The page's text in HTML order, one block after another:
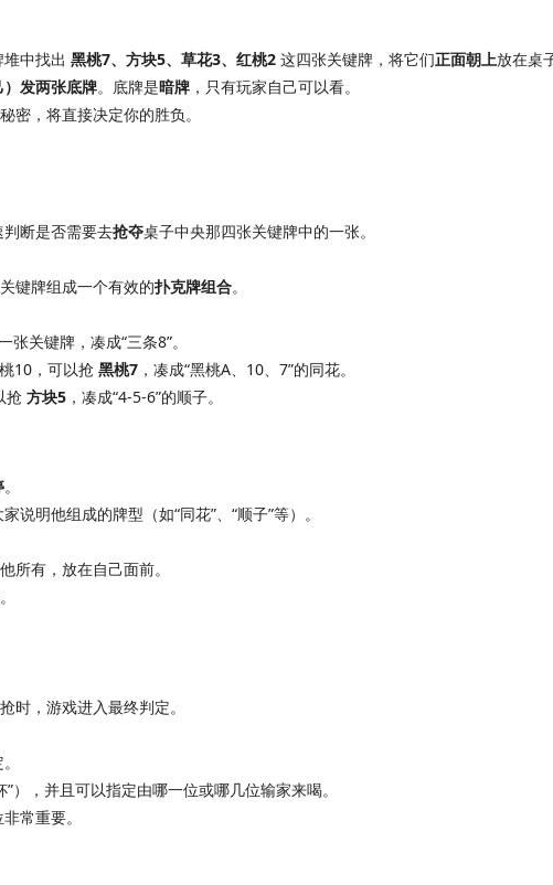
中找出 黑桃7、方块5、草花3、红桃2 这四张关键牌，将它们正面朝上放在桌
发两张底牌。底牌是暗牌 ，只有玩家自己可以看。
密，将直接决定你的胜负。
断是否需要去抢夺桌子中央那四张关键牌中的一张。
键牌组成一个有效的扑克牌组合。
关键牌，凑成“三条8”。
10，可以抢 黑桃7 ，凑成“黑桃A、10、7”的同花。
抢 方块5 ，凑成“4-5-6”的顺子。
。
说明他组成的牌型（如“同花”、“顺子”等）。
所有，放在自己面前。
。
时，游戏进入最终判定。
），并且可以指定由哪一位或哪几位输家来喝。
常重要。